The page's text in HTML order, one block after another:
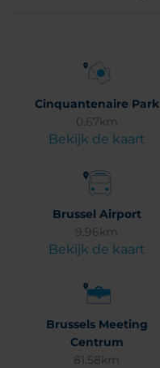
Cinquantenaire Park
0.67km
Bekijk de kaart
Brussel Airport
9.96km
Bekijk de kaart
Brussels Meeting
Centrum
81.58km